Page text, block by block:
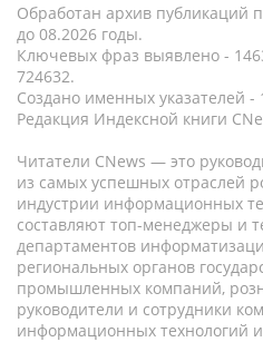
Обработан архив публикаций
до 08.2026 годы.
Ключевых фраз выявлено -
724632.
Создано именных указателей -
Редакция Индексной книги
Читатели CNews — это
из самых успешных отраслей
индустрии информационных
составляют топ-менеджеры и
департаментов
региональных органов
промышленных компаний,
руководители и сотрудники
информационных технологий и